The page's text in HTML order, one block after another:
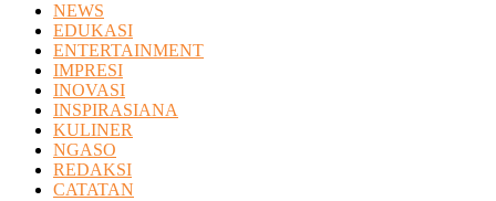
NEWS
EDUKASI
ENTERTAINMENT
IMPRESI
INOVASI
INSPIRASIANA
KULINER
NGASO
REDAKSI
CATATAN